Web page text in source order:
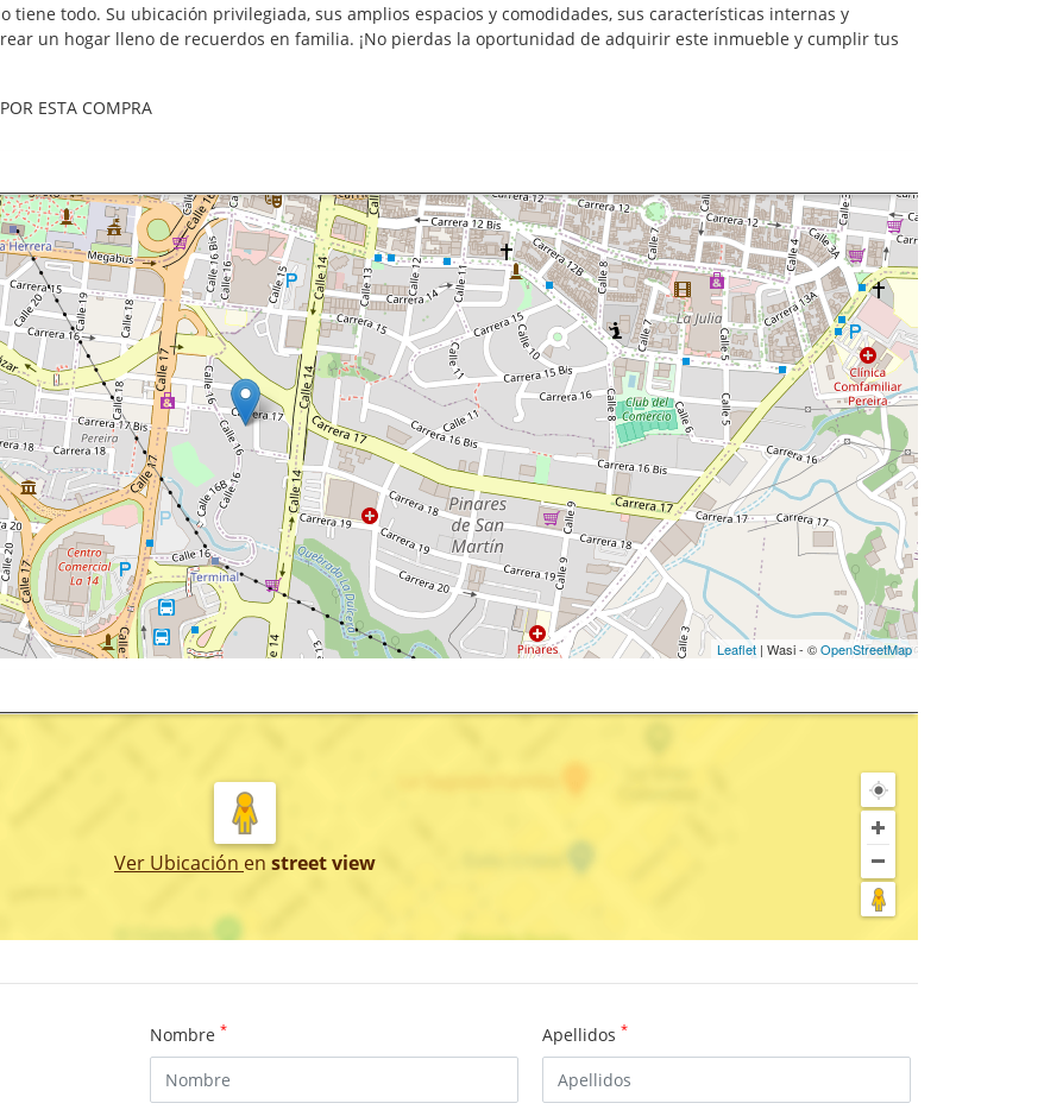
tiene todo. Su ubicación privilegiada, sus amplios espacios y comodidades, sus características internas y
un hogar lleno de recuerdos en familia. ¡No pierdas la oportunidad de adquirir este inmueble y cumplir tus
ESTA COMPRA
Leaflet | Wasi - ©OpenStreetMap
Ver Ubicación en street view
Nombre * Apellidos *